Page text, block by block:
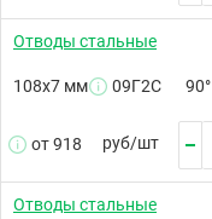
Отводы стальные
108х7 мм 09Г2С 90°
от 918 руб/шт
Отводы стальные